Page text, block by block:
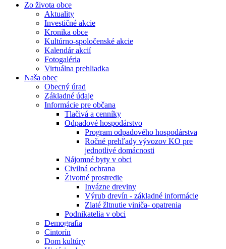
Zo života obce
Aktuality
Investičné akcie
Kronika obce
Kultúrno-spoločenské akcie
Kalendár akcií
Fotogaléria
Virtuálna prehliadka
Naša obec
Obecný úrad
Základné údaje
Informácie pre občana
Tlačivá a cenníky
Odpadové hospodárstvo
Program odpadového hospodárstva
Ročné prehľady vývozov KO pre
jednotlivé domácnosti
Nájomné byty v obci
Civilná ochrana
Životné prostredie
Invázne dreviny
Výrub drevín - základné informácie
Zlaté žltnutie viniča- opatrenia
Podnikatelia v obci
Demografia
Cintorín
Dom kultúry